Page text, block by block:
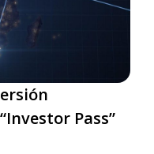
Pass”